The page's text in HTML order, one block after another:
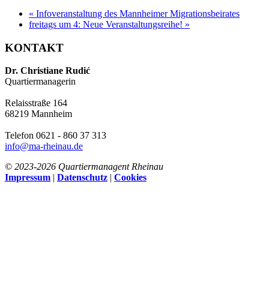
« Infoveranstaltung des Mannheimer Migrationsbeirates
freitags um 4: Neue Veranstaltungsreihe! »
KONTAKT
Dr. Christiane Rudić
Quartiermanagerin
Relaisstraße 164
68219 Mannheim
Telefon 0621 - 860 37 313
info@ma-rheinau.de
© 2023-2026 Quartiermanagent Rheinau
Impressum | Datenschutz | Cookies